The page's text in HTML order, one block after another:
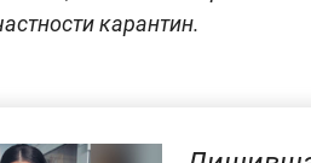
карантин.